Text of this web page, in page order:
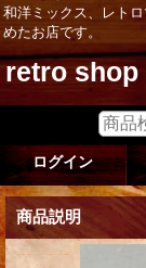
和洋ミックス、レト
めたお店です。
retro shop
ログイン
商品説明